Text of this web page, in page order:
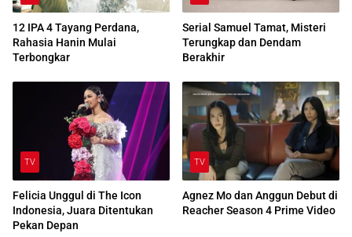
12 IPA 4 Tayang Perdana,
Rahasia Hanin Mulai
Terbongkar
Serial Samuel Tamat, Misteri
Terungkap dan Dendam
Berakhir
TV
Felicia Unggul di The Icon
Indonesia, Juara Ditentukan
Pekan Depan
TV
Agnez Mo dan Anggun Debut di
Reacher Season 4 Prime Video